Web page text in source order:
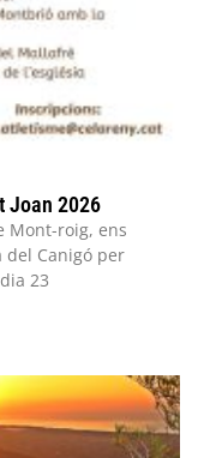
Joan 2026
Mont-roig, ens
Canigó per
23